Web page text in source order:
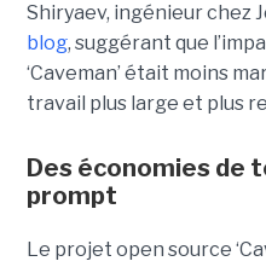
Shiryaev, ingénieur chez
blog, suggérant que
‘Caveman’ était moins
travail plus large et plus
Des économies de
prompt
Le projet open source